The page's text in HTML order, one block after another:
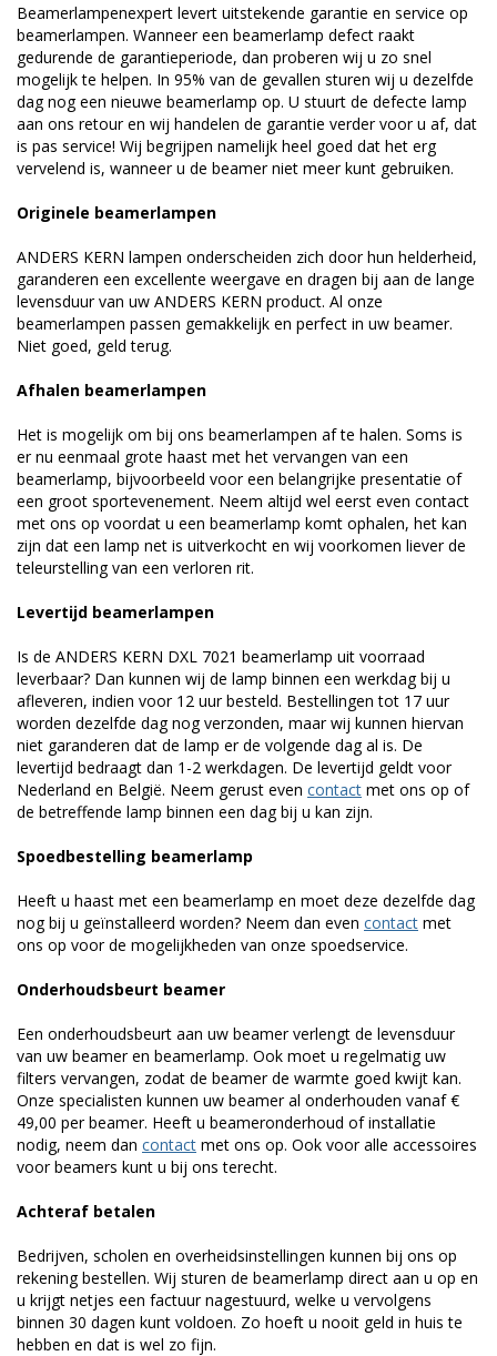
Beamerlampenexpert levert uitstekende garantie en service op
beamerlampen. Wanneer een beamerlamp defect raakt
gedurende de garantieperiode, dan proberen wij u zo snel
mogelijk te helpen. In 95% van de gevallen sturen wij u dezelfde
dag nog een nieuwe beamerlamp op. U stuurt de defecte lamp
aan ons retour en wij handelen de garantie verder voor u af, dat
is pas service! Wij begrijpen namelijk heel goed dat het erg
vervelend is, wanneer u de beamer niet meer kunt gebruiken.
Originele beamerlampen
ANDERS KERN lampen onderscheiden zich door hun helderheid,
garanderen een excellente weergave en dragen bij aan de lange
levensduur van uw ANDERS KERN product. Al onze
beamerlampen passen gemakkelijk en perfect in uw beamer.
Niet goed, geld terug.
Afhalen beamerlampen
Het is mogelijk om bij ons beamerlampen af te halen. Soms is
er nu eenmaal grote haast met het vervangen van een
beamerlamp, bijvoorbeeld voor een belangrijke presentatie of
een groot sportevenement. Neem altijd wel eerst even contact
met ons op voordat u een beamerlamp komt ophalen, het kan
zijn dat een lamp net is uitverkocht en wij voorkomen liever de
teleurstelling van een verloren rit.
Levertijd beamerlampen
Is de ANDERS KERN DXL 7021 beamerlamp uit voorraad
leverbaar? Dan kunnen wij de lamp binnen een werkdag bij u
afleveren, indien voor 12 uur besteld. Bestellingen tot 17 uur
worden dezelfde dag nog verzonden, maar wij kunnen hiervan
niet garanderen dat de lamp er de volgende dag al is. De
levertijd bedraagt dan 1-2 werkdagen. De levertijd geldt voor
Nederland en België. Neem gerust even contact met ons op of
de betreffende lamp binnen een dag bij u kan zijn.
Spoedbestelling beamerlamp
Heeft u haast met een beamerlamp en moet deze dezelfde dag
nog bij u geïnstalleerd worden? Neem dan even contact met
ons op voor de mogelijkheden van onze spoedservice.
Onderhoudsbeurt beamer
Een onderhoudsbeurt aan uw beamer verlengt de levensduur
van uw beamer en beamerlamp. Ook moet u regelmatig uw
filters vervangen, zodat de beamer de warmte goed kwijt kan.
Onze specialisten kunnen uw beamer al onderhouden vanaf €
49,00 per beamer. Heeft u beameronderhoud of installatie
nodig, neem dan contact met ons op. Ook voor alle accessoires
voor beamers kunt u bij ons terecht.
Achteraf betalen
Bedrijven, scholen en overheidsinstellingen kunnen bij ons op
rekening bestellen. Wij sturen de beamerlamp direct aan u op en
u krijgt netjes een factuur nagestuurd, welke u vervolgens
binnen 30 dagen kunt voldoen. Zo hoeft u nooit geld in huis te
hebben en dat is wel zo fijn.